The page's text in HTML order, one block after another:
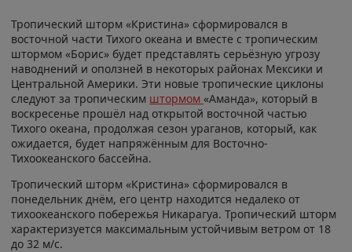
Тропический шторм «Кристина» сформировался в
восточной части Тихого океана и вместе с тропическим
штормом «Борис» будет представлять серьёзную угрозу
наводнений и оползней в некоторых районах Мексики и
Центральной Америки. Эти новые тропические циклоны
следуют за тропическим штормом «Аманда», который в
воскресенье прошёл над открытой восточной частью
Тихого океана, продолжая сезон ураганов, который, как
ожидается, будет напряжённым для Восточно-
Тихоокеанского бассейна.
Тропический шторм «Кристина» сформировался в
понедельник днём, его центр находится недалеко от
тихоокеанского побережья Никарагуа. Тропический шторм
характеризуется максимальным устойчивым ветром от 18
до 32 м/с.